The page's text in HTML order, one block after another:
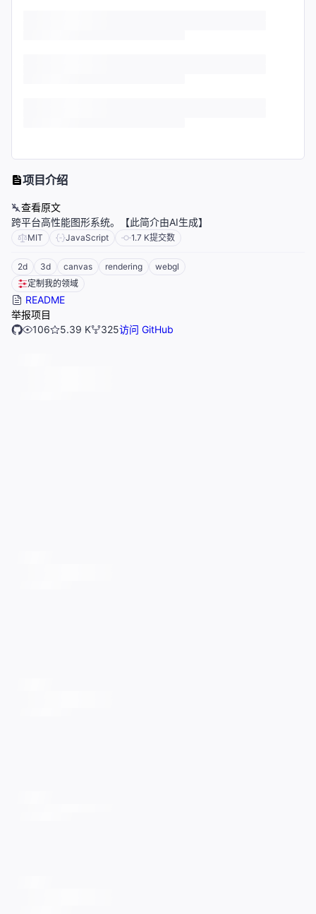
项目介绍
查看原文
跨平台高性能图形系统。【此简介由AI生成】
MIT JavaScript 1.7 K提交数
2d 3d canvas rendering
webgl
定制我的领域
README
举报项目
106
5.39 K 325访问 GitHub